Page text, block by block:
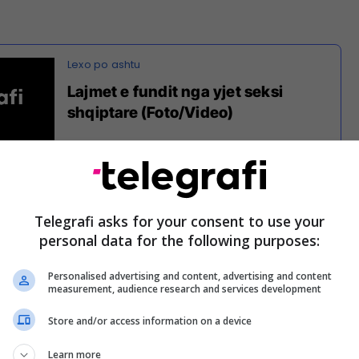
Lajmet e fundit nga yjet seksi
shqiptare (Foto/Video)
me numrin 6 dhe një fanellë të Barcës, teksa
në pjesët intime të trupit të saj.
të provokojë lojtarët e Parisit, të cilëve nuk
e saj.
– lojtarëve të Barcelonës do t’u pëlqejë Suzy dhe
është befasi nëse edhe e ka ftuar për takime
Telegrafi asks for your consent to use your
personal data for the following purposes:
Personalised advertising and content, advertising and content
measurement, audience research and services development
Store and/or access information on a device
Learn more